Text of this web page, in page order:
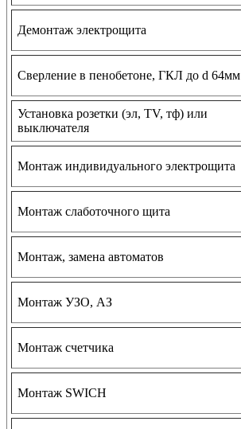
Демонтаж электрощита
Сверление в пенобетоне, ГКЛ до d 64мм
Установка розетки (эл, TV, тф) или
выключателя
Монтаж индивидуального электрощита
Монтаж слаботочного щита
Монтаж, замена автоматов
Монтаж УЗО, АЗ
Монтаж счетчика
Монтаж SWICH